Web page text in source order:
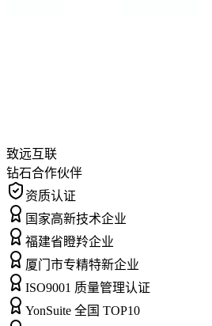
致远互联
钻石合作伙伴
资质认证
国家高新技术企业
福建省瞪羚企业
厦门市专精特新企业
ISO9001 质量管理认证
YonSuite 全国 TOP10